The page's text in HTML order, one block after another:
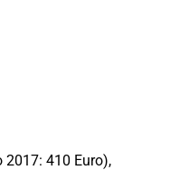
410 Euro),